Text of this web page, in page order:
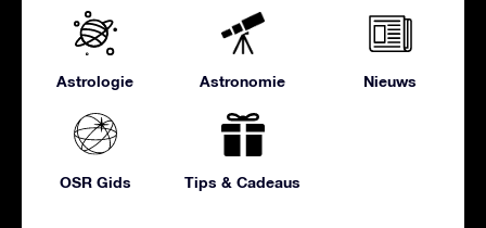
Astrologie Astronomie Nieuws
OSR Gids Tips & Cadeaus